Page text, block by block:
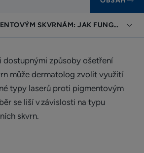
SKVRNÁM: JAK FUNGUJE?
dostupnými způsoby ošetření
může dermatolog zvolit využití
typy laserů proti pigmentovým
se liší v závislosti na typu
skvrn.